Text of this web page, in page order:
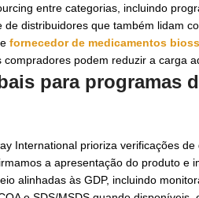
entre categorias, incluindo
distribuidores que também lidam
fornecedor de medicamentos
podem reduzir a carga
para programas
International prioriza verificações
a apresentação do produto e
alinhadas às GDP, incluindo